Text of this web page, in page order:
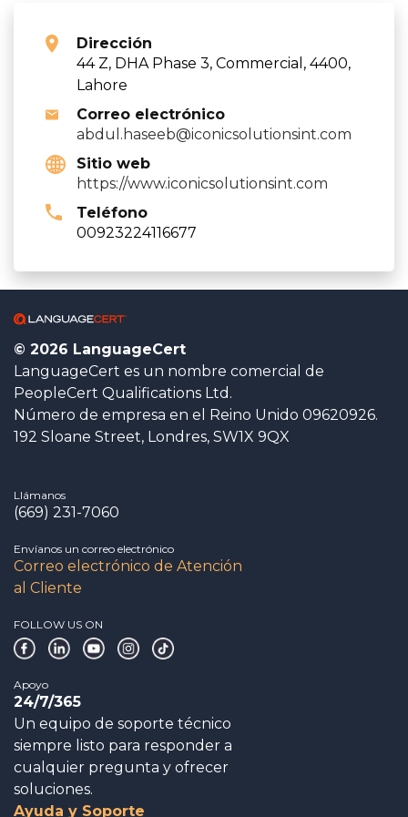
Dirección
44 Z, DHA Phase 3, Commercial, 4400,
Lahore
Correo electrónico
abdul.haseeb@iconicsolutionsint.com
Sitio web
https://www.iconicsolutionsint.com
Teléfono
00923224116677
© 2026 LanguageCert
LanguageCert es un nombre comercial de
PeopleCert Qualifications Ltd.
Número de empresa en el Reino Unido 09620926.
192 Sloane Street, Londres, SW1X 9QX
Llámanos
(669) 231-7060
Envíanos un correo electrónico
Correo electrónico de Atención
al Cliente
FOLLOW US ON
Apoyo
24/7/365
Un equipo de soporte técnico
siempre listo para responder a
cualquier pregunta y ofrecer
soluciones.
Ayuda y Soporte